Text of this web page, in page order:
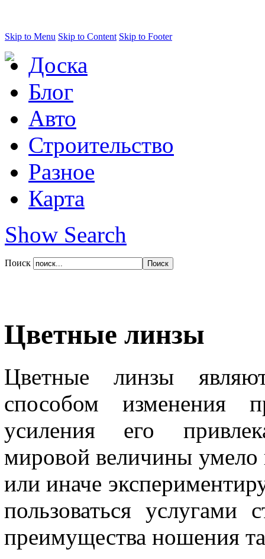
Skip to Menu Skip to Content Skip to Footer
Доска
Блог
Авто
Строительство
Разное
Карта
Show Search
Поиск
Цветные линзы
Цветные линзы
способом изменения
усиления его
мировой величины умело
или иначе
пользоваться услугами
преимущества ношения